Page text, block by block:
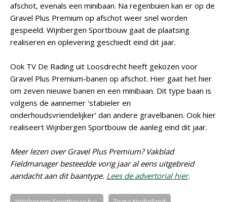
afschot, evenals een minibaan. Na regenbuien kan er op de
Gravel Plus Premium op afschot weer snel worden
gespeeld. Wijnbergen Sportbouw gaat de plaatsing
realiseren en oplevering geschiedt eind dit jaar.
Ook TV De Rading uit Loosdrecht heeft gekozen voor
Gravel Plus Premium-banen op afschot. Hier gaat het hier
om zeven nieuwe banen en een minibaan. Dit type baan is
volgens de aannemer 'stabieler en
onderhoudsvriendelijker' dan andere gravelbanen. Ook hier
realiseert Wijnbergen Sportbouw de aanleg eind dit jaar.
Meer lezen over Gravel Plus Premium? Vakblad
Fieldmanager besteedde vorig jaar al eens uitgebreid
aandacht aan dit baantype. Lees de advertorial hier.